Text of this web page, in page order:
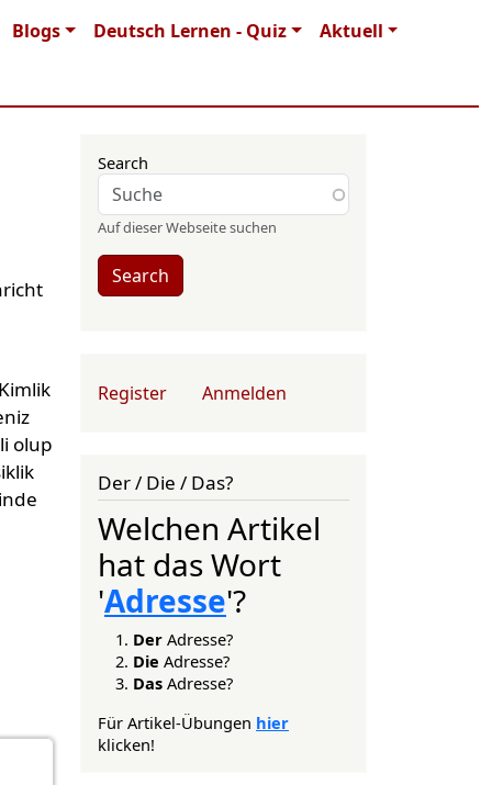
Blogs Deutsch Lernen - Quiz Aktuell
olup
Search
Auf dieser Webseite suchen
Search
User account menu
Register Anmelden
Der / Die / Das?
Welchen Artikel
hat das Wort
'Adresse'?
Der Adresse?
Die Adresse?
Das Adresse?
Für Artikel-Übungen hier
klicken!